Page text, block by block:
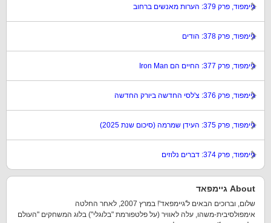
גיימפוד, פרק 379: הערות מאנשים ברחוב
גיימפוד, פרק 378: הודים
גיימפוד, פרק 377: החיים הם Iron Man
גיימפוד, פרק 376: צ'לסי החדשה ביורק החדשה
גיימפוד, פרק 375: העידן שמרמה (סיכום שנת 2025)
גיימפוד, פרק 374: דברים נלוזים
About גיימפאד
שלום, וברוכים הבאים ל'גיימפאד'! במרץ 2007, לאחר החלטה
אימפולסיבית-משהו, עלה לאוויר (על פלטפורמת "בלוגלי") בלוג המשחקים "העולם